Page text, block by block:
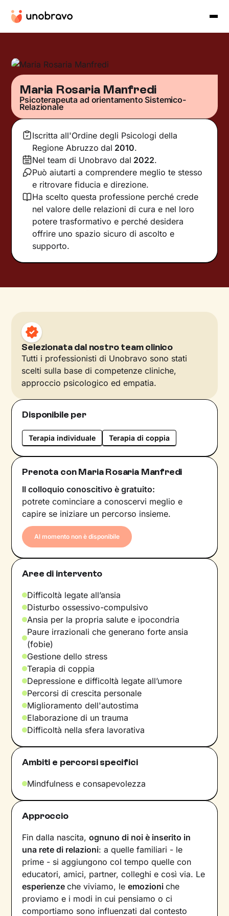
Maria Rosaria Manfredi
Psicoterapeuta ad orientamento Sistemico-
Relazionale
Iscritta all'Ordine degli Psicologi della
Regione Abruzzo dal 2010.
Nel team di Unobravo dal 2022.
Può aiutarti a comprendere meglio te stesso
e ritrovare fiducia e direzione.
Ha scelto questa professione perché crede
nel valore delle relazioni di cura e nel loro
potere trasformativo e perché desidera
offrire uno spazio sicuro di ascolto e
supporto.
Selezionata dal nostro team clinico
Tutti i professionisti di Unobravo sono stati
scelti sulla base di competenze cliniche,
approccio psicologico ed empatia.
Disponibile per
Terapia individuale Terapia di coppia
Prenota con Maria Rosaria Manfredi
Il colloquio conoscitivo è gratuito:
potrete cominciare a conoscervi meglio e
capire se iniziare un percorso insieme.
Al momento non è disponibile
Aree di intervento
Difficoltà legate all’ansia
Disturbo ossessivo-compulsivo
Ansia per la propria salute e ipocondria
Paure irrazionali che generano forte ansia
(fobie)
Gestione dello stress
Terapia di coppia
Depressione e difficoltà legate all’umore
Percorsi di crescita personale
Miglioramento dell'autostima
Elaborazione di un trauma
Difficoltà nella sfera lavorativa
Ambiti e percorsi specifici
Mindfulness e consapevolezza
Approccio
Fin dalla nascita,ognuno di noi è inserito in
una rete di relazioni: a quelle familiari - le
prime - si aggiungono col tempo quelle con
educatori, amici, partner, colleghi e così via. Le
esperienzeche viviamo, leemozioniche
proviamo e i modi in cui pensiamo o ci
comportiamo sono influenzati dal contesto